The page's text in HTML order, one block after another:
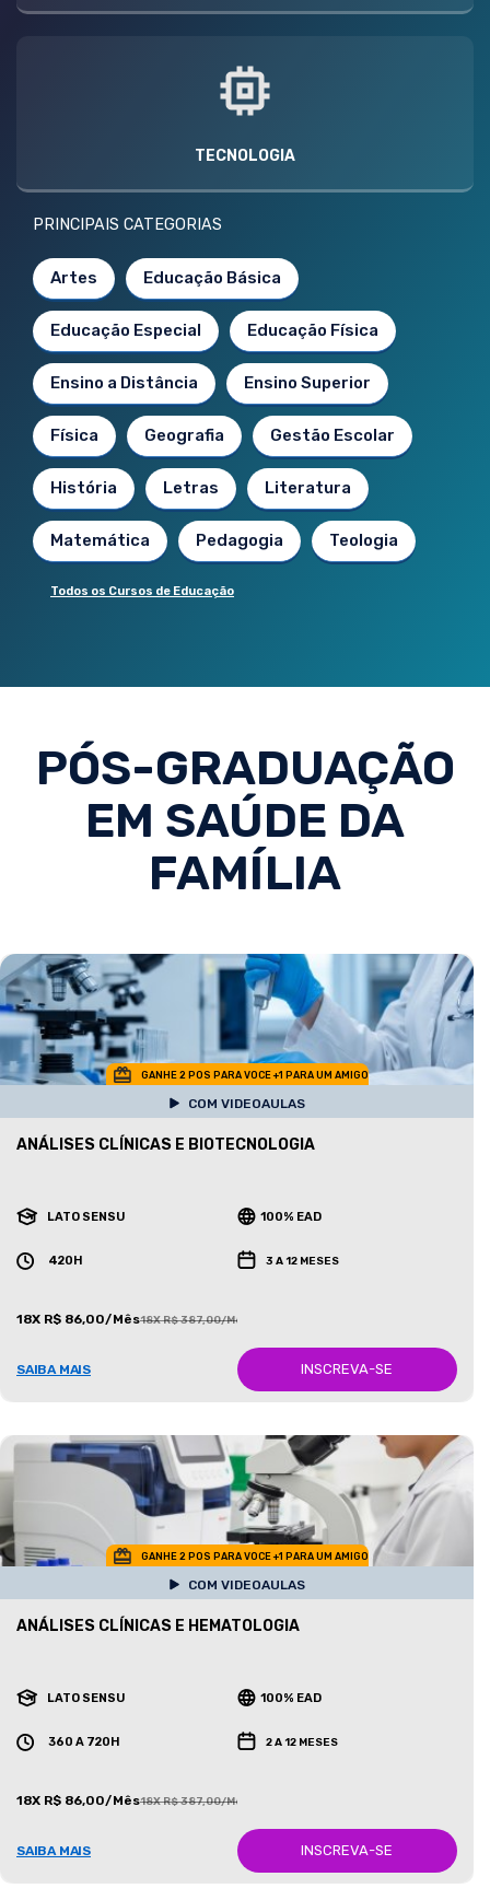
TECNOLOGIA
PRINCIPAIS CATEGORIAS
Artes Educação Básica
Educação Especial Educação Física
Ensino a Distância Ensino Superior
Física Geografia Gestão Escolar
História Letras Literatura
Matemática Pedagogia Teologia
Todos os Cursos de Educação
PÓS-GRADUAÇÃO
EM SAÚDE DA
FAMÍLIA
GANHE 2 POS PARA VOCE +1 PARA UM AMIGO
COM VIDEOAULAS
ANÁLISES CLÍNICAS E BIOTECNOLOGIA
LATO SENSU 100% EAD
420H 3 A 12 MESES
18X R$ 86,00/Mês18X R$ 387,00/Mês
SAIBA MAIS INSCREVA-SE
GANHE 2 POS PARA VOCE +1 PARA UM AMIGO
COM VIDEOAULAS
ANÁLISES CLÍNICAS E HEMATOLOGIA
LATO SENSU 100% EAD
360 A 720H 2 A 12 MESES
18X R$ 86,00/Mês18X R$ 387,00/Mês
SAIBA MAIS INSCREVA-SE